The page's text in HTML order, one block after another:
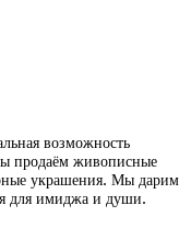
возможность
продаём живописные
украшения. Мы дарим
для имиджа и души.